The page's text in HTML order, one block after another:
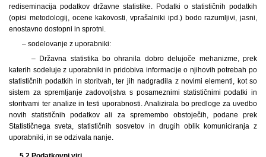
rediseminacija podatkov državne statistike. Podatki o statističnih podatkih
(opisi metodologij, ocene kakovosti, vprašalniki ipd.) bodo razumljivi, jasni,
enostavno dostopni in sprotni.
– sodelovanje z uporabniki:
– Državna statistika bo ohranila dobro delujoče mehanizme, prek
katerih sodeluje z uporabniki in pridobiva informacije o njihovih potrebah po
statističnih podatkih in storitvah, ter jih nadgradila z novimi elementi, kot so
sistem za spremljanje zadovoljstva s posameznimi statističnimi podatki in
storitvami ter analize in testi uporabnosti. Analizirala bo predloge za uvedbo
novih statističnih podatkov ali za spremembo obstoječih, podane prek
Statističnega sveta, statističnih sosvetov in drugih oblik komuniciranja z
uporabniki, in se odzivala nanje.